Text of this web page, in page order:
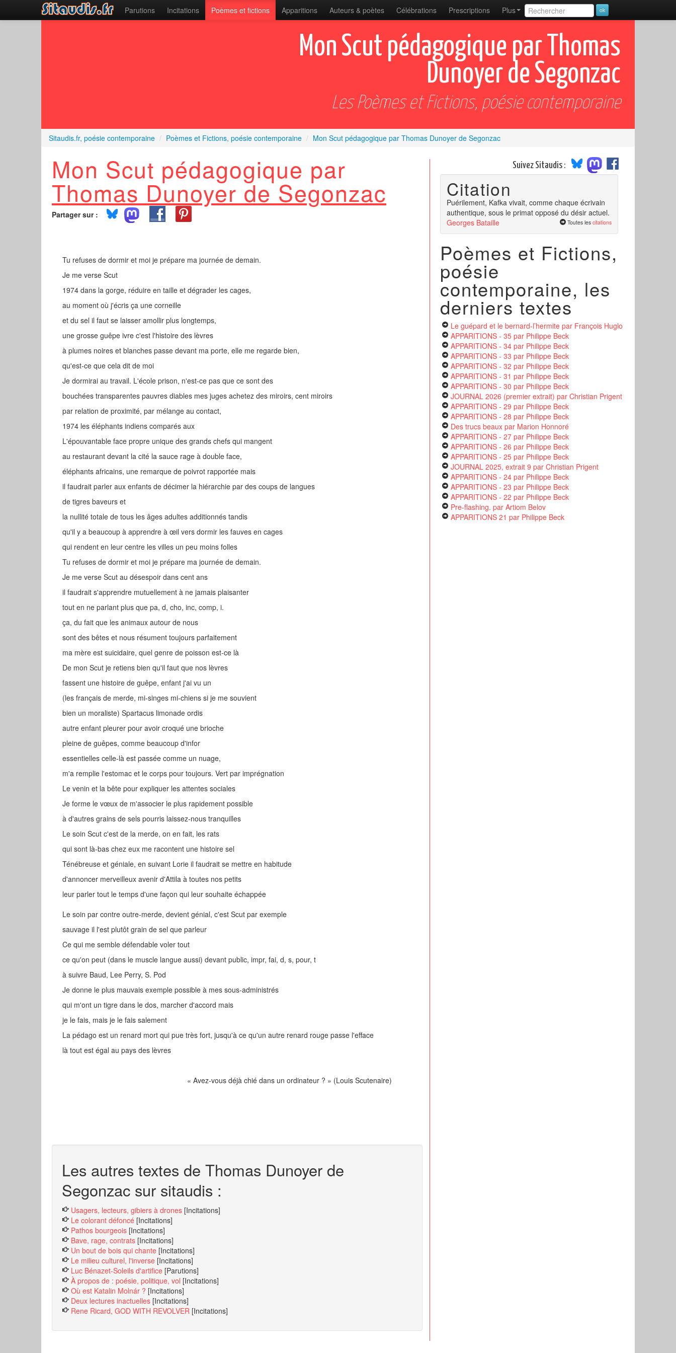
Parutions Incitations Poèmes et fictions Apparitions Auteurs & poètes Célébrations Prescriptions Plus
Mon Scut pédagogique par Thomas
Dunoyer de Segonzac
Les Poèmes et Fictions, poésie contemporaine
Sitaudis.fr, poésie contemporaine / Poèmes et Fictions, poésie contemporaine / Mon Scut pédagogique par Thomas Dunoyer de Segonzac
Mon Scut pédagogique par
Thomas Dunoyer de Segonzac
Partager sur :
Tu refuses de dormir et moi je prépare ma journée de demain.
Je me verse Scut
1974 dans la gorge, réduire en taille et dégrader les cages,
au moment où j'écris ça une corneille
et du sel il faut se laisser amollir plus longtemps,
une grosse guêpe ivre c'est l'histoire des lèvres
à plumes noires et blanches passe devant ma porte, elle me regarde bien,
qu'est-ce que cela dit de moi
Je dormirai au travail. L'école prison, n'est-ce pas que ce sont des
bouchées transparentes pauvres diables mes juges achetez des miroirs, cent miroirs
par relation de proximité, par mélange au contact,
1974 les éléphants indiens comparés aux
L'épouvantable face propre unique des grands chefs qui mangent
au restaurant devant la cité la sauce rage à double face,
éléphants africains, une remarque de poivrot rapportée mais
il faudrait parler aux enfants de décimer la hiérarchie par des coups de langues
de tigres baveurs et
la nullité totale de tous les âges adultes additionnés tandis
qu'il y a beaucoup à apprendre à œil vers dormir les fauves en cages
qui rendent en leur centre les villes un peu moins folles
Tu refuses de dormir et moi je prépare ma journée de demain.
Je me verse Scut au désespoir dans cent ans
il faudrait s'apprendre mutuellement à ne jamais plaisanter
tout en ne parlant plus que pa, d, cho, inc, comp, i.
ça, du fait que les animaux autour de nous
sont des bêtes et nous résument toujours parfaitement
ma mère est suicidaire, quel genre de poisson est-ce là
De mon Scut je retiens bien qu'il faut que nos lèvres
fassent une histoire de guêpe, enfant j'ai vu un
(les français de merde, mi-singes mi-chiens si je me souvient
bien un moraliste) Spartacus limonade ordis
autre enfant pleurer pour avoir croqué une brioche
pleine de guêpes, comme beaucoup d'infor
essentielles celle-là est passée comme un nuage,
m'a remplie l'estomac et le corps pour toujours. Vert par imprégnation
Le venin et la bête pour expliquer les attentes sociales
Je forme le vœux de m'associer le plus rapidement possible
à d'autres grains de sels pourris laissez-nous tranquilles
Le soin Scut c'est de la merde, on en fait, les rats
qui sont là-bas chez eux me racontent une histoire sel
Ténébreuse et géniale, en suivant Lorie il faudrait se mettre en habitude
d'annoncer merveilleux avenir d'Attila à toutes nos petits
leur parler tout le temps d'une façon qui leur souhaite échappée
Le soin par contre outre-merde, devient génial, c'est Scut par exemple
sauvage il l'est plutôt grain de sel que parleur
Ce qui me semble défendable voler tout
ce qu'on peut (dans le muscle langue aussi) devant public, impr, fai, d, s, pour, t
à suivre Baud, Lee Perry, S. Pod
Je donne le plus mauvais exemple possible à mes sous-administrés
qui m'ont un tigre dans le dos, marcher d'accord mais
je le fais, mais je le fais salement
La pédago est un renard mort qui pue très fort, jusqu'à ce qu'un autre renard rouge passe l'efface
là tout est égal au pays des lèvres
« Avez-vous déjà chié dans un ordinateur ? » (Louis Scutenaire)
Les autres textes de Thomas Dunoyer de
Segonzac sur sitaudis :
Usagers, lecteurs, gibiers à drones [Incitations]
Le colorant défoncé [Incitations]
Pathos bourgeois [Incitations]
Bave, rage, contrats [Incitations]
Un bout de bois qui chante [Incitations]
Le milieu culturel, l'inverse [Incitations]
Luc Bénazet-Soleils d'artifice [Parutions]
À propos de : poésie, politique, vol [Incitations]
Où est Katalin Molnár ? [Incitations]
Deux lectures inactuelles [Incitations]
Rene Ricard, GOD WITH REVOLVER [Incitations]
Suivez Sitaudis :
Citation
Puérilement, Kafka vivait, comme chaque écrivain
authentique, sous le primat opposé du désir actuel.
Georges Bataille
Toutes les citations
Poèmes et Fictions,
poésie
contemporaine, les
derniers textes
Le guépard et le bernard-l’hermitepar François Huglo
APPARITIONS - 35par Philippe Beck
APPARITIONS - 34par Philippe Beck
APPARITIONS - 33 par Philippe Beck
APPARITIONS - 32 par Philippe Beck
APPARITIONS - 31 par Philippe Beck
APPARITIONS - 30 par Philippe Beck
JOURNAL 2026 (premier extrait) par Christian Prigent
APPARITIONS - 29 par Philippe Beck
APPARITIONS - 28 par Philippe Beck
Des trucs beauxpar Marion Honnoré
APPARITIONS - 27par Philippe Beck
APPARITIONS - 26 par Philippe Beck
APPARITIONS - 25par Philippe Beck
JOURNAL 2025, extrait 9 par Christian Prigent
APPARITIONS - 24par Philippe Beck
APPARITIONS - 23 par Philippe Beck
APPARITIONS - 22 par Philippe Beck
Pre-flashing. par Artiom Belov
APPARITIONS 21 par Philippe Beck